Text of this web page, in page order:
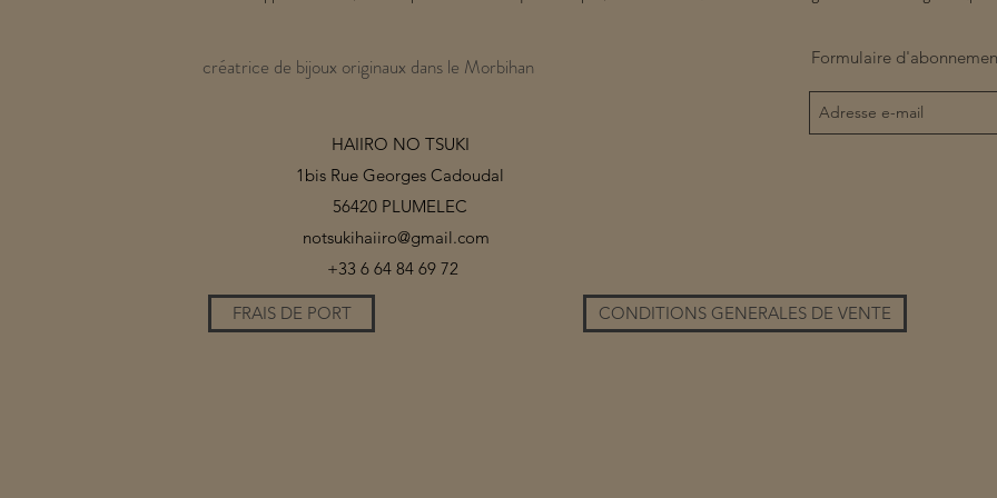
créatrice de bijoux originaux dans le Morbihan
HAIIRO NO TSUKI
1bis Rue Georges Cadoudal
56420 PLUMELEC
Formulaire
notsukihaiiro@gmail.com
+33 6 64 84 69 72
FRAIS DE PORT CONDITIONS GENERALES DE VENTE